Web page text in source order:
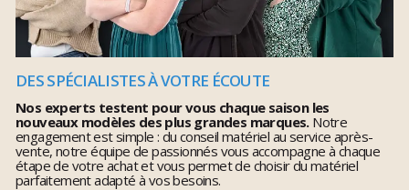
DES SPÉCIALISTES À VOTRE ÉCOUTE
Nos experts testent pour vous chaque saison les
nouveaux modèles des plus grandes marques.Notre
engagement est simple : du conseil matériel au service après-
vente, notre équipe de passionnés vous accompagne à chaque
étape de votre achat et vous permet de choisir du matériel
parfaitement adapté à vos besoins.